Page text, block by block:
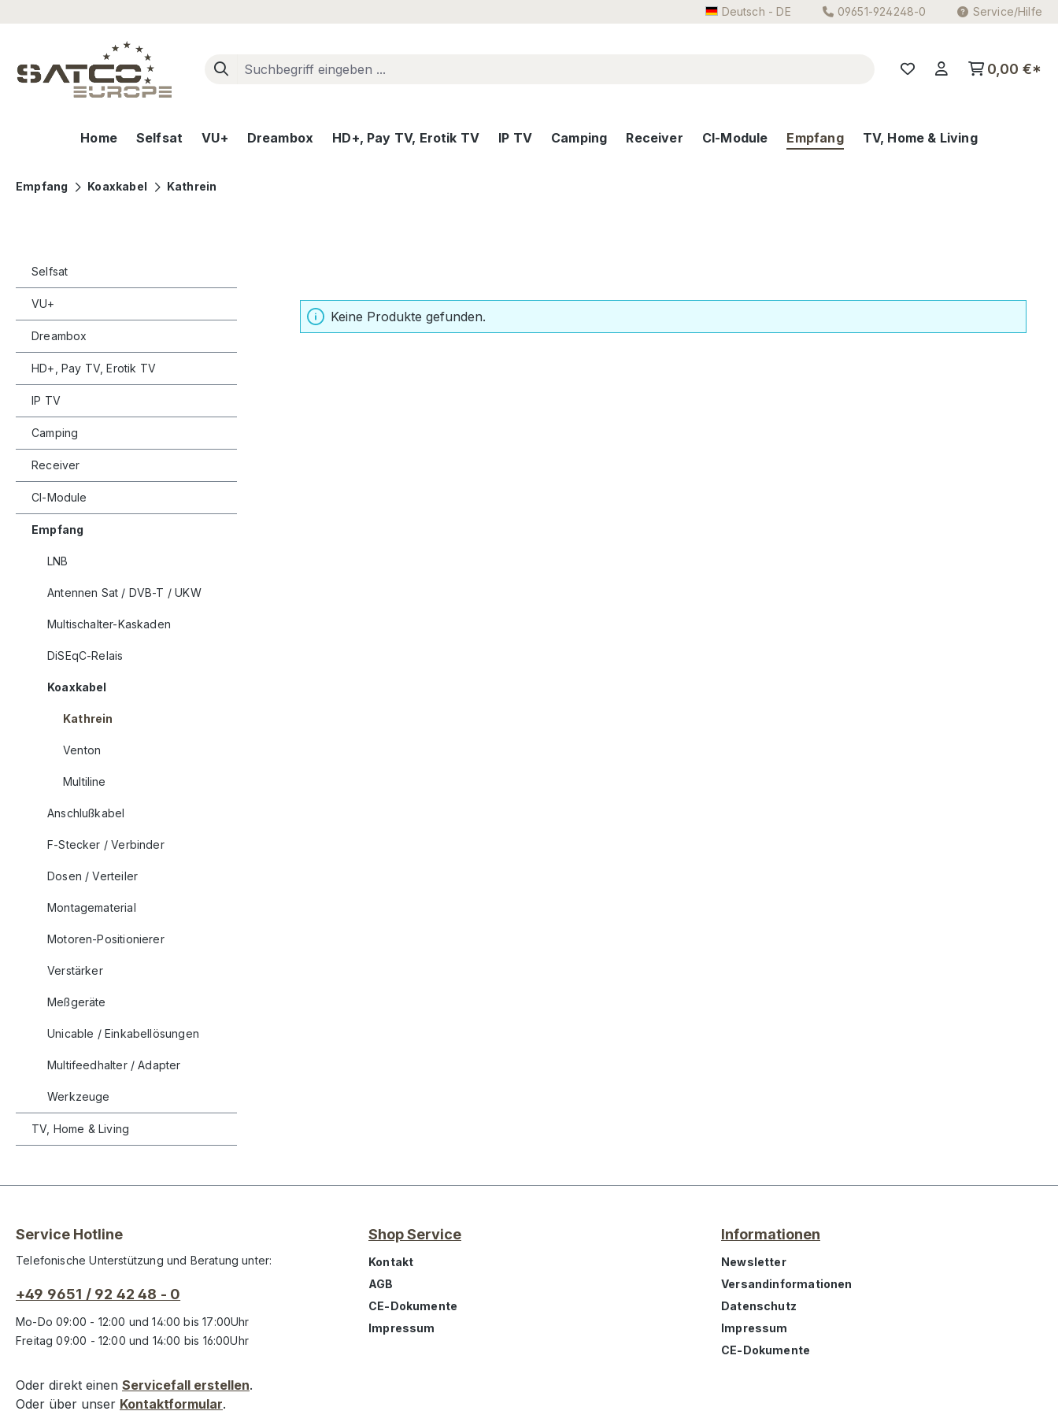
Deutsch - DE 09651-924248-0 Service/Hilfe
0,00 €*
Home Selfsat VU+ Dreambox HD+, Pay TV, Erotik TV IP TV Camping Receiver CI-Module Empfang TV, Home & Living
Empfang Koaxkabel Kathrein
Selfsat
VU+
Dreambox
HD+, Pay TV, Erotik TV
IP TV
Camping
Receiver
CI-Module
Empfang
LNB
Antennen Sat / DVB-T / UKW
Multischalter-Kaskaden
DiSEqC-Relais
Koaxkabel
Kathrein
Venton
Multiline
Anschlußkabel
F-Stecker / Verbinder
Dosen / Verteiler
Montagematerial
Motoren-Positionierer
Verstärker
Meßgeräte
Unicable / Einkabellösungen
Multifeedhalter / Adapter
Werkzeuge
TV, Home & Living
Keine Produkte gefunden.
Service Hotline
Telefonische Unterstützung und Beratung unter:
+49 9651 / 92 42 48 - 0
Mo-Do 09:00 - 12:00 und 14:00 bis 17:00Uhr
Freitag 09:00 - 12:00 und 14:00 bis 16:00Uhr
Oder direkt einen Servicefall erstellen.
Oder über unser Kontaktformular.
Shop Service
Kontakt
AGB
CE-Dokumente
Impressum
Informationen
Newsletter
Versandinformationen
Datenschutz
Impressum
CE-Dokumente